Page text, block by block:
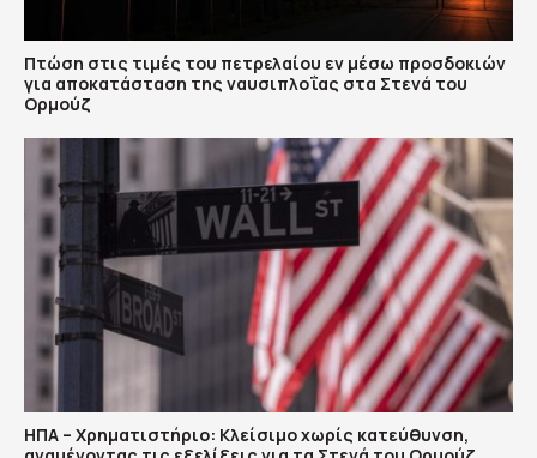
Πτώση στις τιμές του πετρελαίου εν μέσω προσδοκιών
για αποκατάσταση της ναυσιπλοΐας στα Στενά του
Ορμούζ
ΗΠΑ – Χρηματιστήριο: Κλείσιμο χωρίς κατεύθυνση,